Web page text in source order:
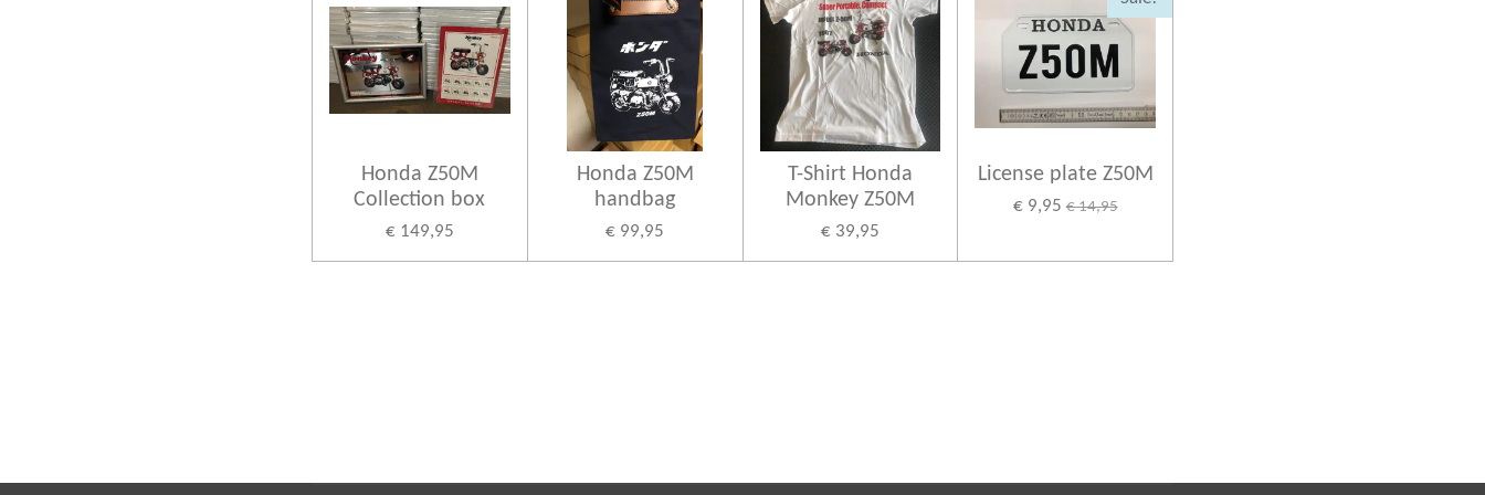
Honda Z50M
Collection box
€ 149,95
Honda Z50M
handbag
€ 99,95
T-Shirt Honda
Monkey Z50M
€ 39,95
License plate Z50M
€ 9,95 € 14,95